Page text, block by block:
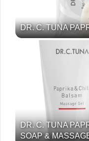
DR. C. TUNA
DR. C. TUNA
SOAP &